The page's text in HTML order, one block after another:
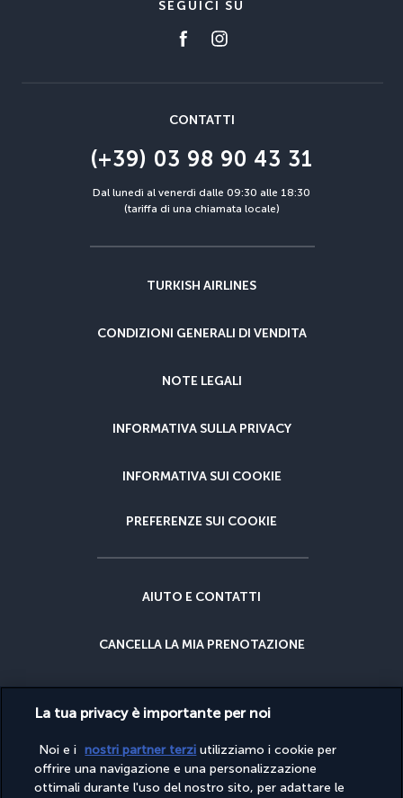
SEGUICI SU
CONTATTI
(+39) 03 98 90 43 31
Dal lunedì al venerdì dalle 09:30 alle 18:30
(tariffa di una chiamata locale)
TURKISH AIRLINES
CONDIZIONI GENERALI DI VENDITA
NOTE LEGALI
INFORMATIVA SULLA PRIVACY
INFORMATIVA SUI COOKIE
PREFERENZE SUI COOKIE
AIUTO E CONTATTI
CANCELLA LA MIA PRENOTAZIONE
GARANZIA DEL MIGLIOR PREZZO
PERCHÉ PRENOTARE CON NOI?
La tua privacy è importante per noi
Noi e i nostri partner terzi utilizziamo i cookie per
offrire una navigazione e una personalizzazione
ottimali durante l'uso del nostro sito, per adattare le